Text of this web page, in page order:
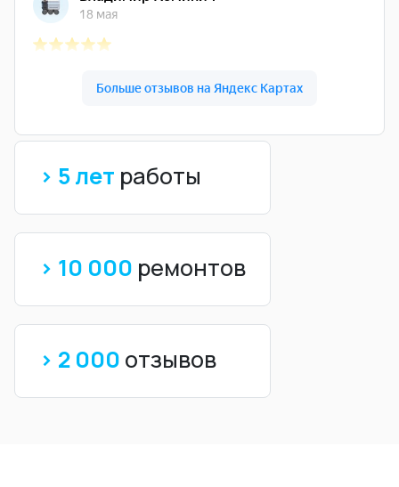
> 5 лет работы
> 10 000 ремонтов
> 2 000 отзывов